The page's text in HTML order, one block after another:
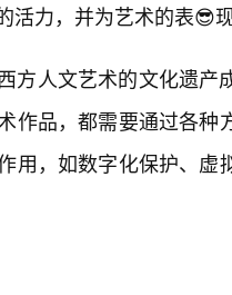
活力，并为艺术的表😎
方人文艺术的文化遗产
作品，都需要通过各种
用，如数字化保护、虚